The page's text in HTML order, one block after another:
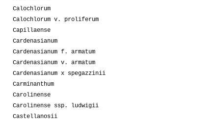
Calochlorum
Calochlorum v. proliferum
Capillaense
Cardenasianum
Cardenasianum f. armatum
Cardenasianum v. armatum
Cardenasianum x spegazzinii
Carminanthum
Carolinense
Carolinense ssp. ludwigii
Castellanosii